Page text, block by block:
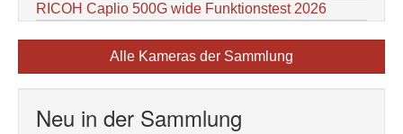
RICOH Caplio 500G wide Funktionstest 2026
Alle Kameras der Sammlung
Neu in der Sammlung